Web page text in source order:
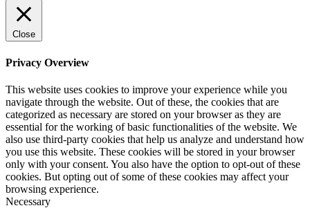
Close
Privacy Overview
This website uses cookies to improve your experience while you
navigate through the website. Out of these, the cookies that are
categorized as necessary are stored on your browser as they are
essential for the working of basic functionalities of the website. We
also use third-party cookies that help us analyze and understand how
you use this website. These cookies will be stored in your browser
only with your consent. You also have the option to opt-out of these
cookies. But opting out of some of these cookies may affect your
browsing experience.
Necessary